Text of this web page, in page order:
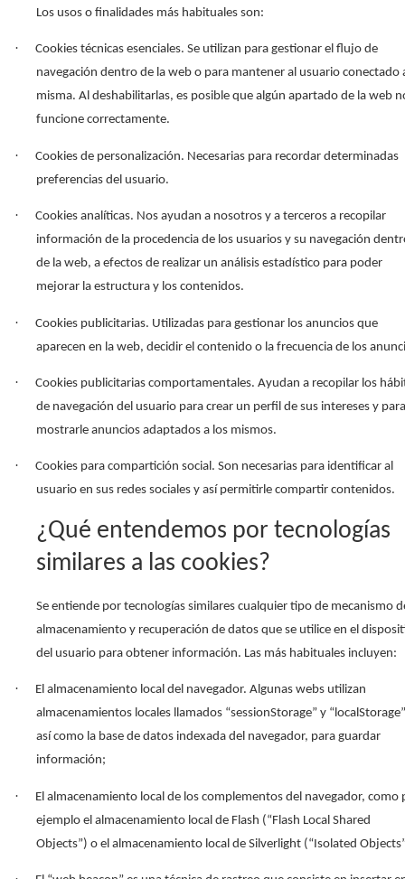
Los usos o finalidades más habituales son:
·
Cookies técnicas esenciales. Se utilizan para gestionar el flujo de
navegación dentro de la web o para mantener al usuario conectado
misma. Al deshabilitarlas, es posible que algún apartado de la web
funcione correctamente.
·
Cookies de personalización. Necesarias para recordar determinadas
preferencias del usuario.
·
Cookies analíticas. Nos ayudan a nosotros y a terceros a recopilar
información de la procedencia de los usuarios y su navegación
de la web, a efectos de realizar un análisis estadístico para poder
mejorar la estructura y los contenidos.
·
Cookies publicitarias. Utilizadas para gestionar los anuncios que
aparecen en la web, decidir el contenido o la frecuencia de los
·
Cookies publicitarias comportamentales. Ayudan a recopilar los
de navegación del usuario para crear un perfil de sus intereses y para
mostrarle anuncios adaptados a los mismos.
·
Cookies para compartición social. Son necesarias para identificar al
usuario en sus redes sociales y así permitirle compartir contenidos.
¿Qué entendemos por tecnologías
similares a las cookies?
Se entiende por tecnologías similares cualquier tipo de mecanismo
almacenamiento y recuperación de datos que se utilice en el
del usuario para obtener información. Las más habituales incluyen:
·
El almacenamiento local del navegador. Algunas webs utilizan
almacenamientos locales llamados “sessionStorage” y
así como la base de datos indexada del navegador, para guardar
información;
·
El almacenamiento local de los complementos del navegador, como
ejemplo el almacenamiento local de Flash (“Flash Local Shared
Objects”) o el almacenamiento local de Silverlight (“Isolated